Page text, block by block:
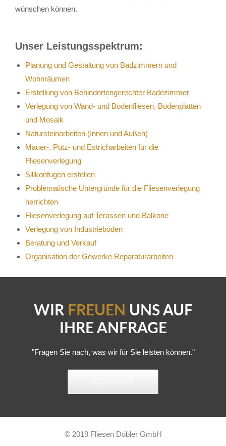
wünschen können.
Unser Leistungsspektrum:
Planung und Gestaltung von Badzimmern und
Wohnräumen
Erstellung von Behindertengerechter Badezimmer
Verlegung von Wand- und Bodenfliesen, Bodenplatten
und Mosaik
Natursteinarbeiten (Innen und Außen)
Mauer-, Putz- und Estricharbeiten für die
Fliesenverlegung
Silikonfugen erstellen
Problematische Untergründe für die Fliesenverlegung
herrichten
Fliesenverlegung auf Terassen und Balkone
Verlegung von Industrieböden
Beratung und Verkauf
Organisation der Gewerke Reparaturarbeiten
WIR FREUEN UNS AUF
IHRE ANFRAGE
"Fragen Sie nach, was wir für Sie leisten können."
© 2019 Fliesen Döbler GmbH